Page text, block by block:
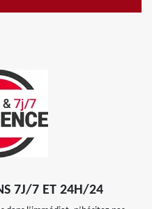
7J/7 ET 24H/24